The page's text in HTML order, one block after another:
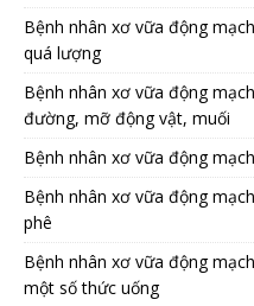
Bệnh nhân xơ vữa động
quá lượng
Bệnh nhân xơ vữa động
đường, mỡ động vật, muối
Bệnh nhân xơ vữa động
Bệnh nhân xơ vữa động
phê
Bệnh nhân xơ vữa động
một số thức uống